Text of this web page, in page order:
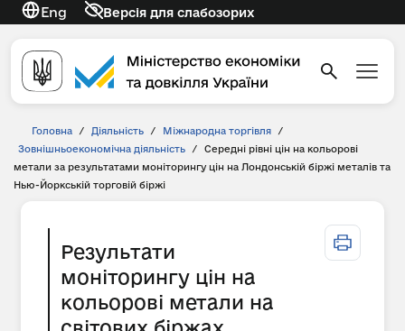
Eng Версія для слабозорих
Головна / Діяльність / Міжнародна торгівля
/
Зовнішньоекономічна діяльність
/
Середні рівні цін на кольорові
метали за результатами моніторингу цін на Лондонській біржі металів та
Нью-Йоркській торговій біржі
Результати
моніторингу цін на
кольорові метали на